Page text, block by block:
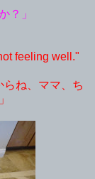
？」
feeling well."
ね、ママ、ち